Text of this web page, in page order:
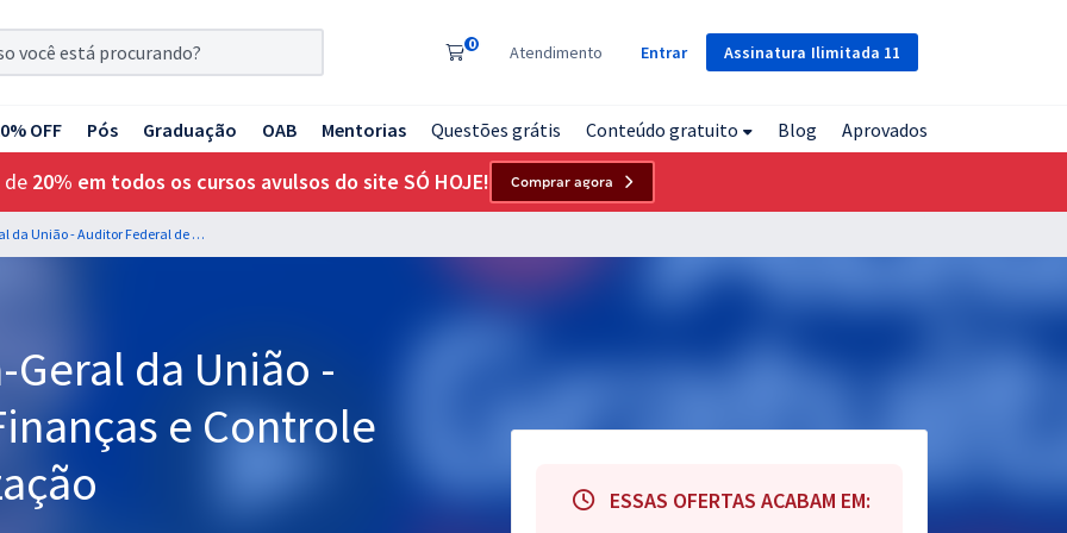
Assinatura Ilimitada 11
0 Atendimento Entrar
OFF Pós Graduação OAB Mentorias Questões grátis Conteúdo gratuito Blog Aprovados
de 20% em todos os cursos avulsos do site SÓ HOJE! Comprar agora
CGU - Controladoria-Geral da União - Auditor Federal de Finanças e Controle - Auditoria e Fiscalização
da União -
e Controle
ESSAS OFERTAS ACABAM EM: